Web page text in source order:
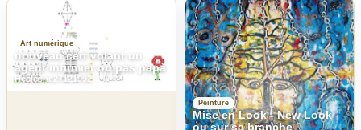
Art numérique
nouveau cerf volant un
agent infirmier ou pas papà
Heeleene27121992
Peinture
Mise en Look - New Look
ou sur sa branche